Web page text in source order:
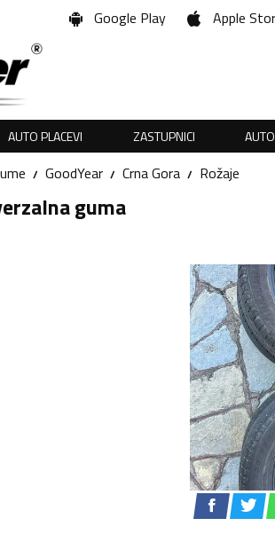
Google Play Apple
AUTO PLACEVI ZASTUPNICI
GoodYear Crna Gora Rožaje
guma